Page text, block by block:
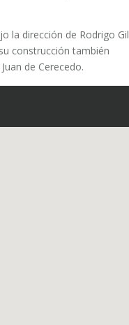
la dirección de Rodrigo Gil
construcción también
de Cerecedo.